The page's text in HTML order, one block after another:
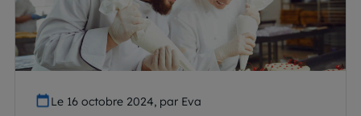
Le 16 octobre 2024, par Eva